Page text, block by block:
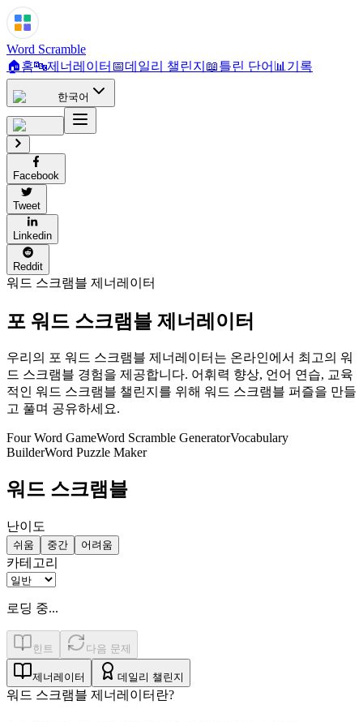
Word Scramble
🏠홈🔤제너레이터 📅데일리 챌린지 📖틀린 단어 📊 기록
한국어
Facebook
Tweet
Linkedin
Reddit
워드 스크램블 제너레이터
포 워드 스크램블 제너레이터
우리의 포 워드 스크램블 제너레이터는 온라인에서 최고의 워
드 스크램블 경험을 제공합니다. 어휘력 향상, 언어 연습, 교육
적인 워드 스크램블 챌린지를 위해 워드 스크램블 퍼즐을 만들
고 풀며 공유하세요.
Four Word GameWord Scramble GeneratorVocabulary
BuilderWord Puzzle Maker
워드 스크램블
난이도
쉬움 중간 어려움
카테고리
로딩 중...
힌트 다음 문제
제너레이터 데일리 챌린지
워드 스크램블 제너레이터란?